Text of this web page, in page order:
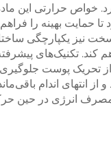
خواص حرارتی این
حمایت بهینه را
نیز یکپارچگی
کند. تکنیک‌های
تحریک پوست
انتهای اندام
مصرف انرژی در حین